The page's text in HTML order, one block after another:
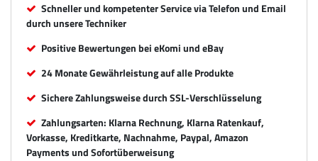
Schneller und kompetenter Service via Telefon und Email
durch unsere Techniker
Positive Bewertungen bei eKomi und eBay
24 Monate Gewährleistung auf alle Produkte
Sichere Zahlungsweise durch SSL-Verschlüsselung
Zahlungsarten: Klarna Rechnung, Klarna Ratenkauf,
Vorkasse, Kreditkarte, Nachnahme, Paypal, Amazon
Payments und Sofortüberweisung